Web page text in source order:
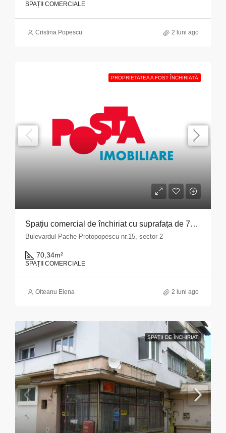
SPAȚII COMERCIALE
Cristina Popescu 2 luni ago
PROPRIETATEA A FOST ÎNCHIRIATĂ
Spațiu comercial de închiriat cu suprafața de 70,34 mp situat în Municipiul București, Bulevardul Pache Protopopescu, nr. 15, sector 2
Bulevardul Pache Protopopescu nr.15, sector 2
70,34m²
SPAȚII COMERCIALE
Olteanu Elena 2 luni ago
SPAȚII DE ÎNCHIRIAT